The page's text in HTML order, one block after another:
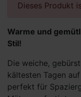
Dieses Produkt
Warme und
Stil!
Die weiche,
kältesten Tagen
perfekt für